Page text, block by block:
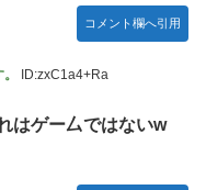
コメント欄へ引用
ID:zxC1a4+Ra
はゲー厶ではないw